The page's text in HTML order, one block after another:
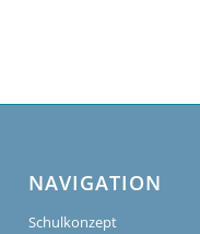
NAVIGATION
Schulkonzept